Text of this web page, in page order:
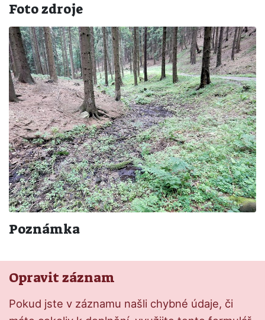
Foto zdroje
Poznámka
Opravit záznam
Pokud jste v záznamu našli chybné údaje, či